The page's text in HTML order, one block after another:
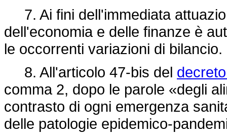
7. Ai fini dell'immediata
dell'economia e delle finanze è
le occorrenti variazioni di bilancio.
8. All'articolo 47-bis del
comma 2, dopo le parole «degli
contrasto di ogni emergenza
delle patologie epidemico-